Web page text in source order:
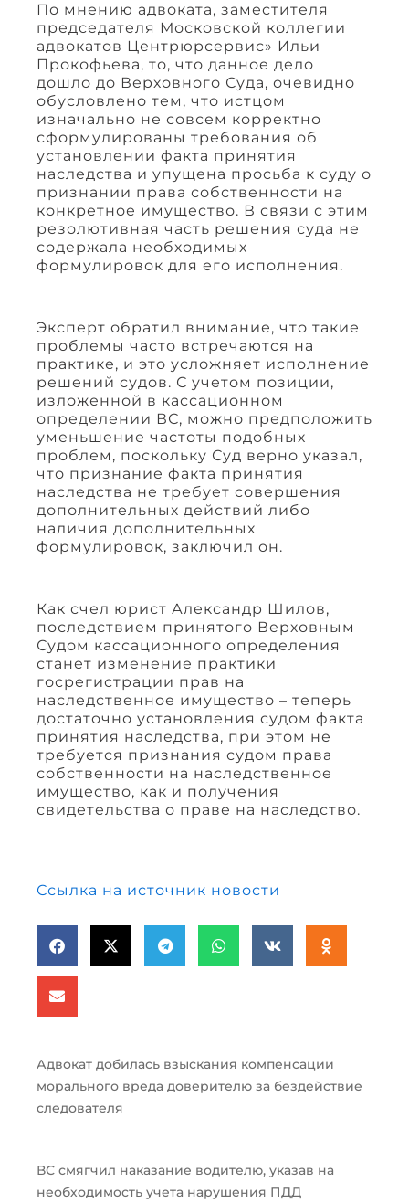
По мнению адвоката, заместителя
председателя Московской коллегии
адвокатов Центрюрсервис» Ильи
Прокофьева, то, что данное дело
дошло до Верховного Суда, очевидно
обусловлено тем, что истцом
изначально не совсем корректно
сформулированы требования об
установлении факта принятия
наследства и упущена просьба к суду о
признании права собственности на
конкретное имущество. В связи с этим
резолютивная часть решения суда не
содержала необходимых
формулировок для его исполнения.
Эксперт обратил внимание, что такие
проблемы часто встречаются на
практике, и это усложняет исполнение
решений судов. С учетом позиции,
изложенной в кассационном
определении ВС, можно предположить
уменьшение частоты подобных
проблем, поскольку Суд верно указал,
что признание факта принятия
наследства не требует совершения
дополнительных действий либо
наличия дополнительных
формулировок, заключил он.
Как счел юрист Александр Шилов,
последствием принятого Верховным
Судом кассационного определения
станет изменение практики
госрегистрации прав на
наследственное имущество – теперь
достаточно установления судом факта
принятия наследства, при этом не
требуется признания судом права
собственности на наследственное
имущество, как и получения
свидетельства о праве на наследство.
Ссылка на источник новости
Адвокат добилась взыскания компенсации
морального вреда доверителю за бездействие
следователя
ВС смягчил наказание водителю, указав на
необходимость учета нарушения ПДД